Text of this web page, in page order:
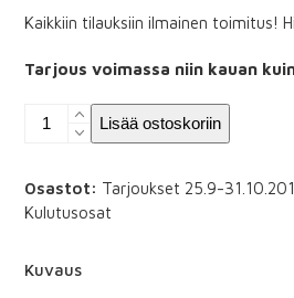
Kaikkiin tilauksiin ilmainen toimitus!
Tarjous voimassa niin kauan
Harja
(pari)
määrä
Lisää ostoskoriin
Osastot: Tarjoukset 25.9-
Kulutusosat
Kuvaus